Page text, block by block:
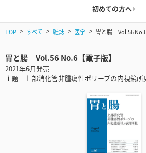
初めての方へ
TOP すべて 雑誌 医学 胃と腸 Vol.56
胃と腸 Vol.56 No.6【電子版】
2021年6月発売
主題 上部消化管非腫瘍性ポリープの内視鏡所